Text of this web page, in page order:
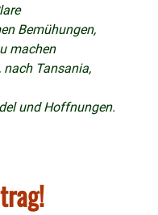
Bemühungen,
machen
Tansania,
und Hoffnungen.